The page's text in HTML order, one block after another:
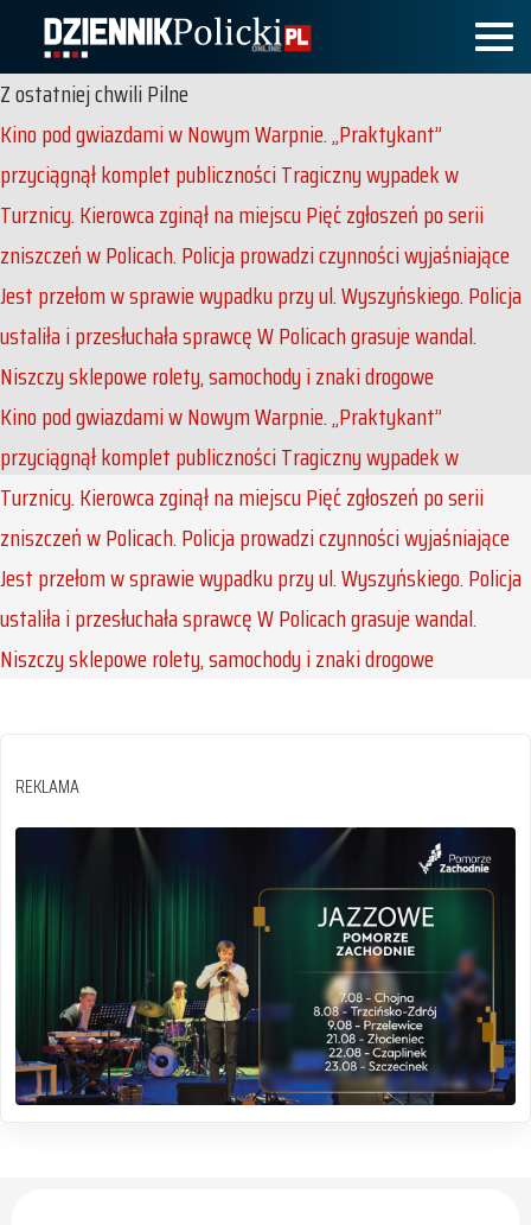
Z ostatniej chwiliPilne
Kino pod gwiazdami w Nowym Warpnie. „Praktykant”
przyciągnął komplet publicznościTragiczny wypadek w
Turznicy. Kierowca zginął na miejscuPięć zgłoszeń po serii
zniszczeń w Policach. Policja prowadzi czynności wyjaśniające
Jest przełom w sprawie wypadku przy ul. Wyszyńskiego. Policja
ustaliła i przesłuchała sprawcęW Policach grasuje wandal.
Niszczy sklepowe rolety, samochody i znaki drogowe
Kino pod gwiazdami w Nowym Warpnie. „Praktykant”
przyciągnął komplet publicznościTragiczny wypadek w
Turznicy. Kierowca zginął na miejscuPięć zgłoszeń po serii
zniszczeń w Policach. Policja prowadzi czynności wyjaśniające
Jest przełom w sprawie wypadku przy ul. Wyszyńskiego. Policja
ustaliła i przesłuchała sprawcęW Policach grasuje wandal.
Niszczy sklepowe rolety, samochody i znaki drogowe